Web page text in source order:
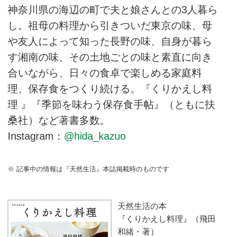
神奈川県の海辺の町で夫と娘さんとの3人暮ら
し。祖母の料理から引きついだ東京の味、母
や友人によって知った長野の味、自身が暮ら
す湘南の味、その土地ごとの味と素直に向き
合いながら、日々の食卓で楽しめる家庭料
理、保存食をつくり続ける。『くりかえし料
理 』『季節を味わう保存食手帖』（ともに扶
桑社）など著書多数。
Instagram： @hida_kazuo
※ 記事中の情報は『天然生活』本誌掲載時のものです
天然生活の本
『くりかえし料理』（飛田
和緒・著）